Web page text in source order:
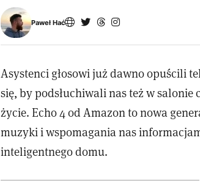
Paweł Hać
Asystenci głosowi już dawno opuścili
się, by podsłuchiwali nas też w
życie. Echo 4 od Amazon to nowa
muzyki i wspomagania nas
inteligentnego domu.